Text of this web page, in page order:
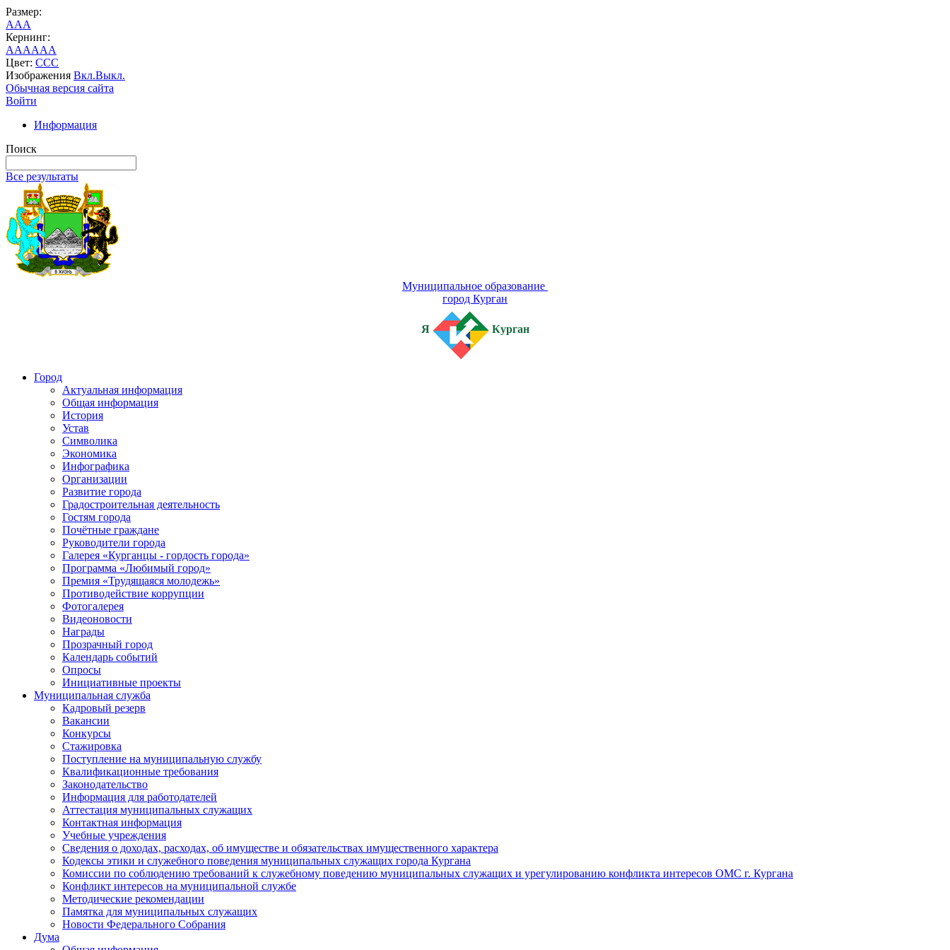
Размер:
AAA
Кернинг:
AAAAAA
Цвет: CCC
Изображения Вкл.Выкл.
Обычная версия сайта
Войти
Информация
Поиск
Все результаты
Муниципальное образование
город Курган
Я Курган
Город
Актуальная информация
Общая информация
История
Устав
Символика
Экономика
Инфографика
Организации
Развитие города
Градостроительная деятельность
Гостям города
Почётные граждане
Руководители города
Галерея «Курганцы - гордость города»
Программа «Любимый город»
Премия «Трудящаяся молодежь»
Противодействие коррупции
Фотогалерея
Видеоновости
Награды
Прозрачный город
Календарь событий
Опросы
Инициативные проекты
Муниципальная служба
Кадровый резерв
Вакансии
Конкурсы
Стажировка
Поступление на муниципальную службу
Квалификационные требования
Законодательство
Информация для работодателей
Аттестация муниципальных служащих
Контактная информация
Учебные учреждения
Сведения о доходах, расходах, об имуществе и обязательствах имущественного характера
Кодексы этики и служебного поведения муниципальных служащих города Кургана
Комиссии по соблюдению требований к служебному поведению муниципальных служащих и урегулированию конфликта интересов ОМС г. Кургана
Конфликт интересов на муниципальной службе
Методические рекомендации
Памятка для муниципальных служащих
Новости Федерального Cобрания
Дума